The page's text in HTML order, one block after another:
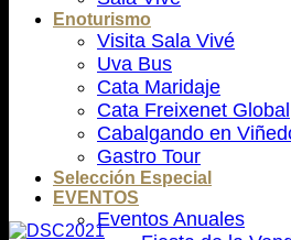
Enoturismo
Visita Sala Vivé
Uva Bus
Cata Maridaje
Cata Freixenet Global
Cabalgando en
Gastro Tour
Selección Especial
EVENTOS
Eventos Anuales